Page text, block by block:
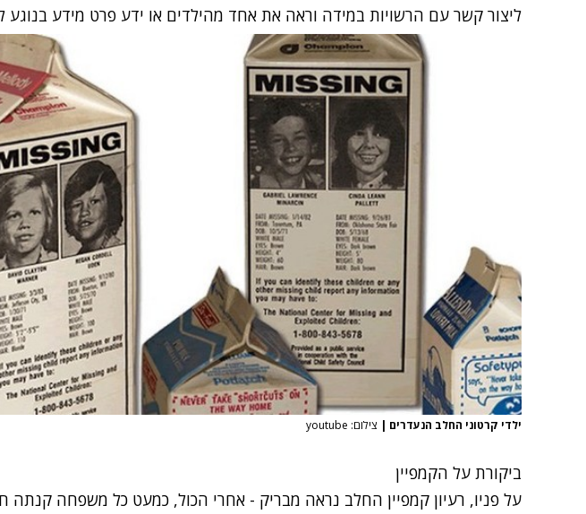
ליצור קשר עם הרשויות במידה וראה את אחד מהילדים או ידע פרט מידע בנוגע
ילדי קרטוני החלב הנעדרים | צילום: youtube
ביקורת על הקמפיין
על פניו, רעיון קמפיין החלב נראה מבריק - אחרי הכול, כמעט כל משפחה קנתה